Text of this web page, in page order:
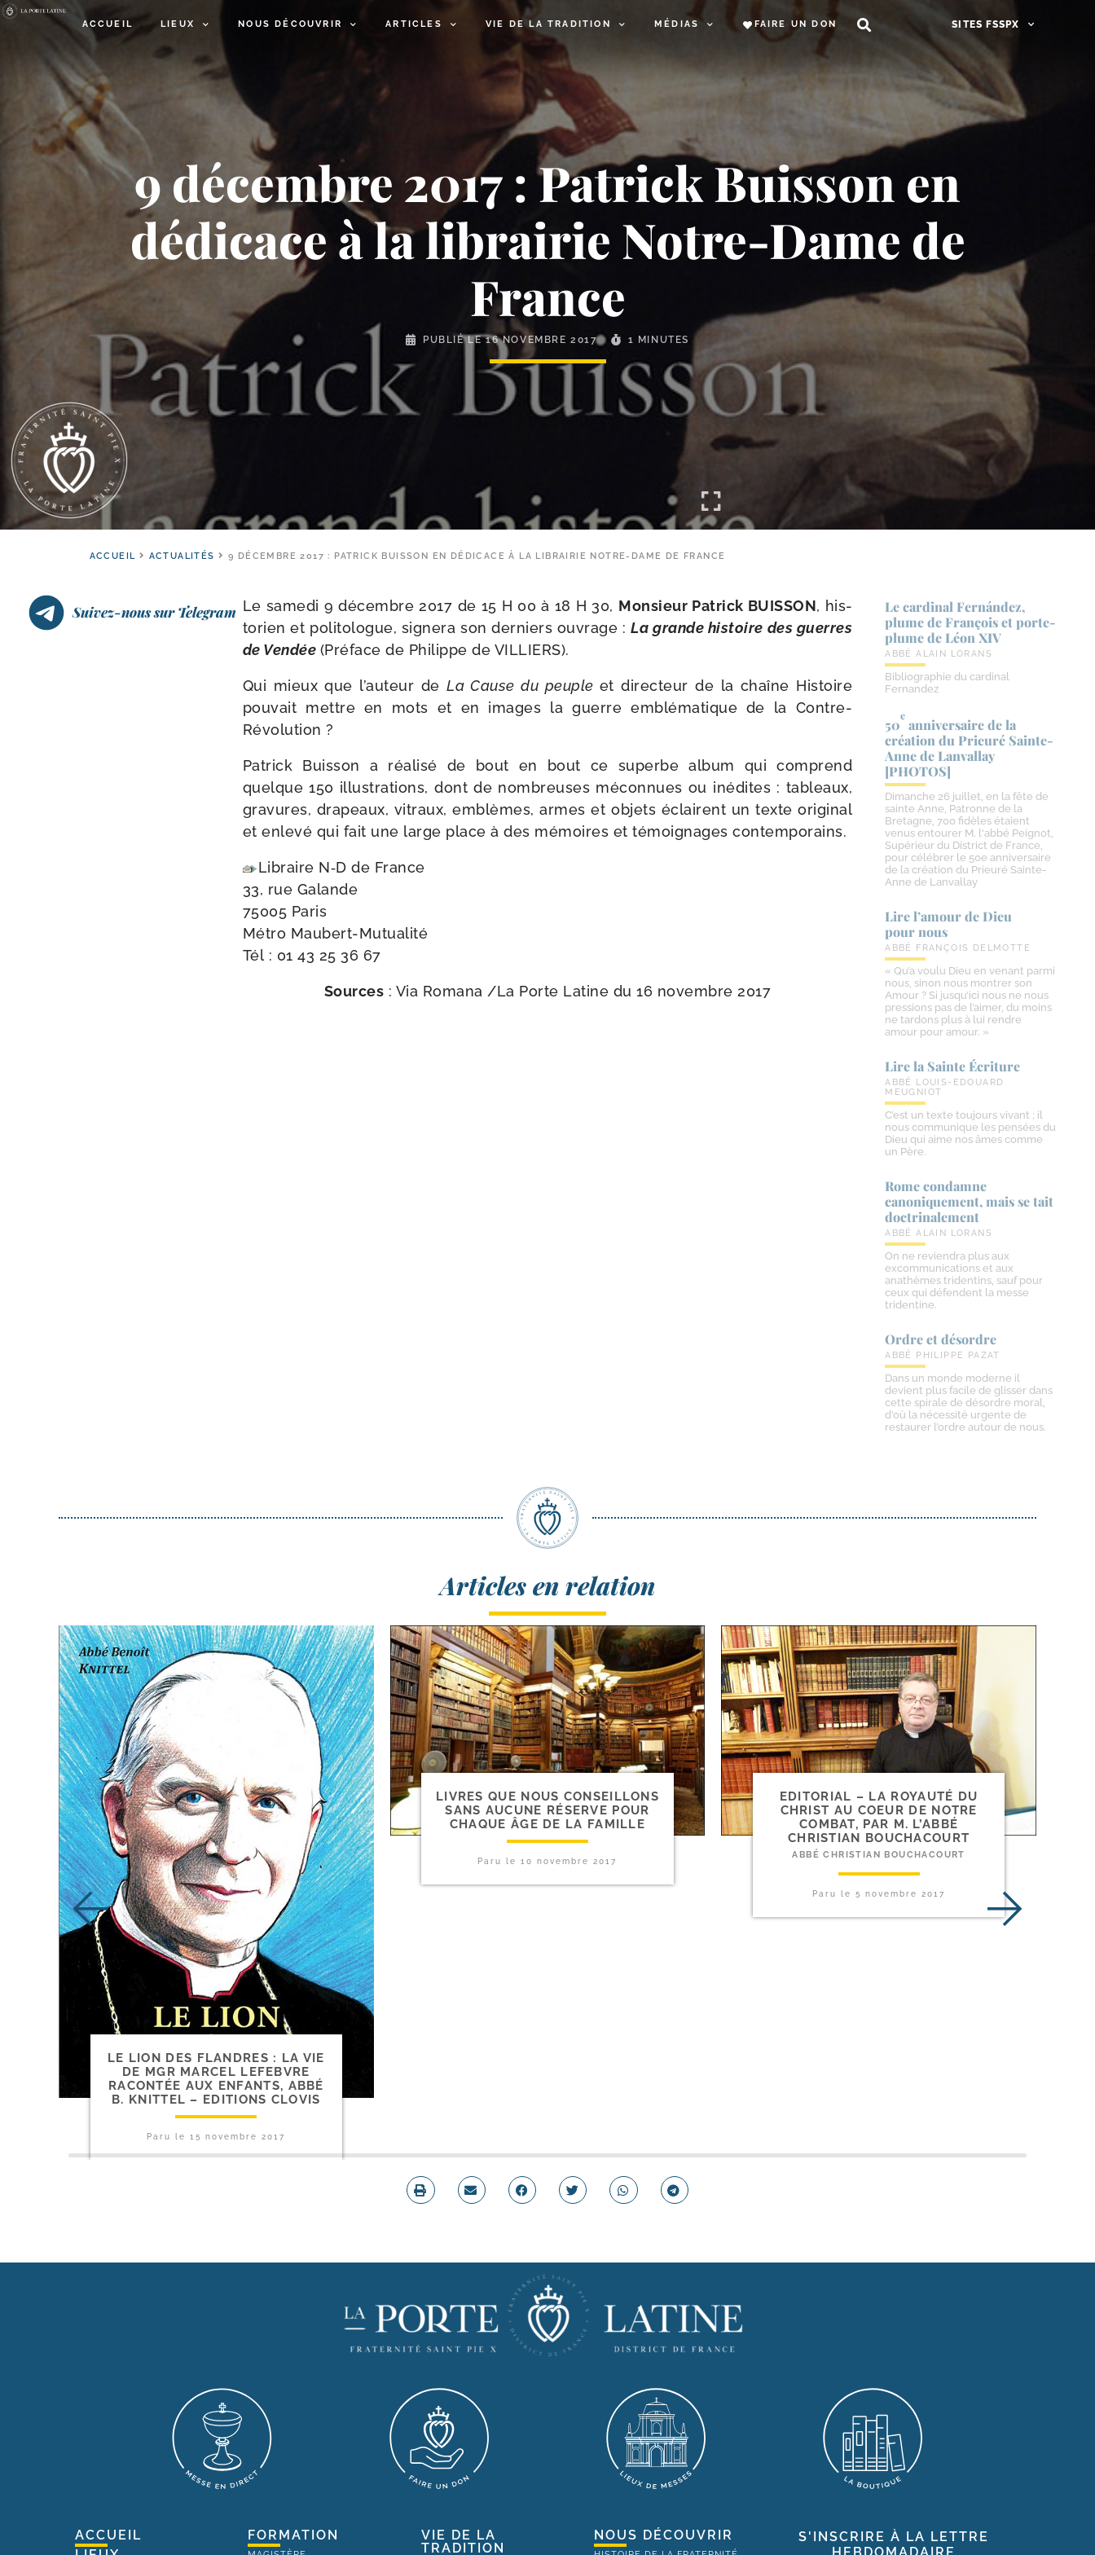
ACCUEIL LIEUX NOUS DÉCOUVRIR ARTICLES VIE DE LA TRADITION MÉDIAS FAIRE UN DON SITES FSSPX
9 décembre 2017 : Patrick Buisson en
dédicace à la librairie Notre-​Dame de
France
PUBLIÉ LE16 NOVEMBRE 2017 1 MINUTES
ACCUEIL ACTUALITÉS 9 DÉCEMBRE 2017 : PATRICK BUISSON EN DÉDICACE À LA LIBRAIRIE NOTRE-DAME DE FRANCE
Suivez-nous sur Telegram Le same­di 9 décembre 2017 de 15 H 00 à 18 H 30, Monsieur Patrick BUISSON, his­
to­rien et poli­to­logue, signe­ra son der­niers ouvrage :La grande his­toire des guerres
de Vendée (Préface de Philippe de VILLIERS).
Qui mieux que l’au­teur deLa Cause du peuple et direc­teur de la chaîne Histoire
pou­vait mettre en mots et en images la guerre emblé­ma­tique de la Contre-
Révolution ?
Patrick Buisson a réa­li­sé de bout en bout ce superbe album qui com­prend
quelque 150 illus­tra­tions, dont de nom­breuses mécon­nues ou inédites : tableaux,
gra­vures, dra­peaux, vitraux, emblèmes, armes et objets éclairent un texte ori­gi­nal
et enle­vé qui fait une large place à des mémoires et témoi­gnages contemporains.
Libraire N‑D de France
33, rue Galande
75005 Paris
Métro Maubert-​Mutualité
Tél : 01 43 25 36 67
Sources : Via Romana /​La Porte Latine du 16 novembre 2017
Le cardinal Fernández,
plume de François et porte-​
plume de Léon XIV
ABBÉ ALAIN LORANS
Bibliographie du cardinal
Fernandez
50
e
anniversaire de la
création du Prieuré Sainte-​
Anne de Lanvallay
[PHOTOS]
Dimanche 26 juillet, en la fête de
sainte Anne, Patronne de la
Bretagne, 700 fidèles étaient
venus entourer M. l'abbé Peignot,
Supérieur du District de France,
pour célébrer le 50e anniversaire
de la création du Prieuré Sainte-
Anne de Lanvallay
Lire l’amour de Dieu
pour nous
ABBÉ FRANÇOIS DELMOTTE
« Qu’a voulu Dieu en venant parmi
nous, sinon nous montrer son
Amour ? Si jusqu’ici nous ne nous
pressions pas de l’aimer, du moins
ne tardons plus à lui rendre
amour pour amour. »
Lire la Sainte Écriture
ABBÉ LOUIS-EDOUARD
MEUGNIOT
C’est un texte toujours vivant ; il
nous communique les pensées du
Dieu qui aime nos âmes comme
un Père.
Rome condamne
canoniquement, mais se tait
doctrinalement
ABBÉ ALAIN LORANS
On ne reviendra plus aux
excommunications et aux
anathèmes tridentins, sauf pour
ceux qui défendent la messe
tridentine.
Ordre et désordre
ABBÉ PHILIPPE PAZAT
Dans un monde moderne il
devient plus facile de glisser dans
cette spirale de désordre moral,
d’où la nécessité urgente de
restaurer l’ordre autour de nous.
Articles en relation
LE LION DES FLANDRES : LA VIE
DE MGR MARCEL LEFEBVRE
RACONTÉE AUX ENFANTS, ABBÉ
B. KNITTEL – EDITIONS CLOVIS
Paru le15 novembre 2017
LIVRES QUE NOUS CONSEILLONS
SANS AUCUNE RÉSERVE POUR
CHAQUE ÂGE DE LA FAMILLE
Paru le10 novembre 2017
EDITORIAL – LA ROYAUTÉ DU
CHRIST AU COEUR DE NOTRE
COMBAT, PAR M. L’ABBÉ
CHRISTIAN BOUCHACOURT
ABBÉ CHRISTIAN BOUCHACOURT
Paru le5 novembre 2017
ACCUEIL
FORMATION
VIE DE LA
TRADITION
NOUS DÉCOUVRIR
S'INSCRIRE À LA LETTRE
HEBDOMADAIRE